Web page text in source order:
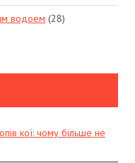
водоем (28)
кої: чому більше не